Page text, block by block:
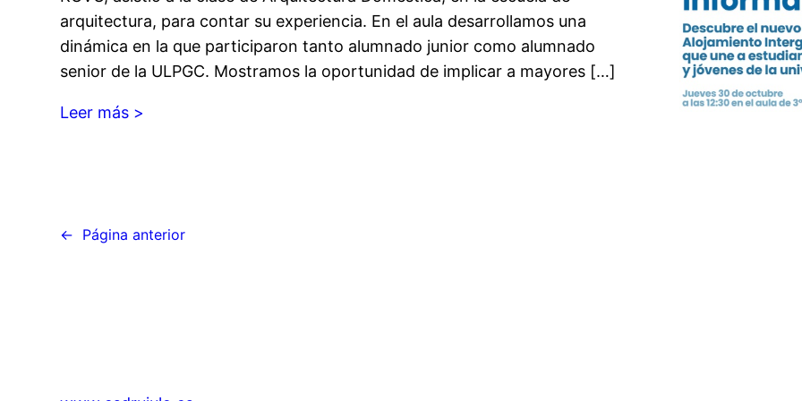
arquitectura, para contar su experiencia. En el aula desarrollamos una
dinámica en la que participaron tanto alumnado junior como alumnado
senior de la ULPGC. Mostramos la oportunidad de implicar a mayores […]
Leer más >
← Página anterior